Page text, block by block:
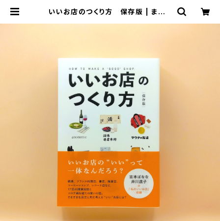
いいお店のつくり方 保存版 | まわり